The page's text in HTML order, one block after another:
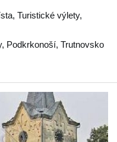
Turistické výlety,
, Podkrkonoší, Trutnovsko